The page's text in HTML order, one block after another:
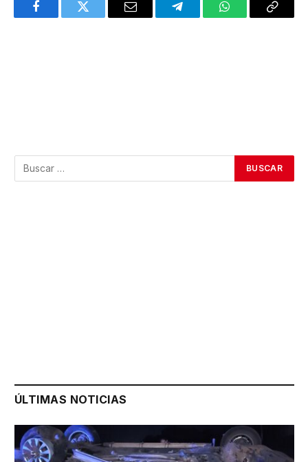
FacebookTwitter Email TelegramWhatsAppCopy
ÚLTIMAS NOTICIAS